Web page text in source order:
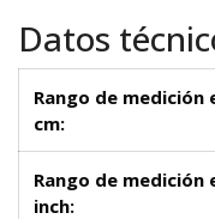
Datos
Rango de medición
cm:
Rango de medición
inch: